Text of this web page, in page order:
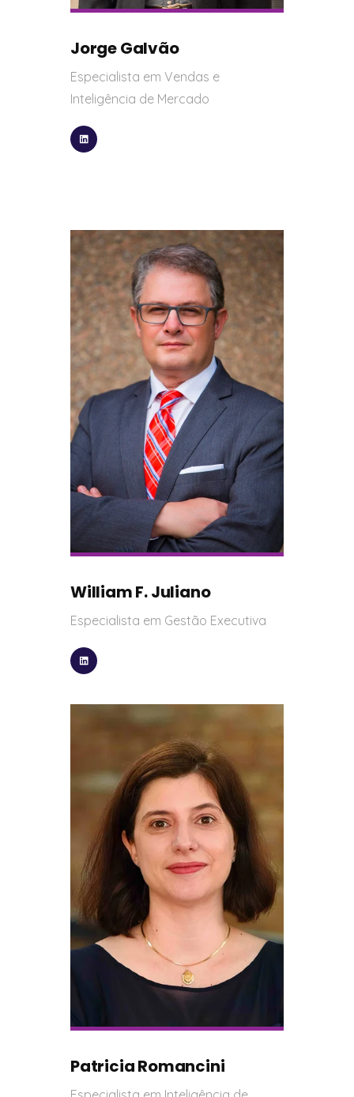
Jorge Galvão
Especialista em Vendas e
Inteligência de Mercado
William F. Juliano
Especialista em Gestão Executiva
Patricia Romancini